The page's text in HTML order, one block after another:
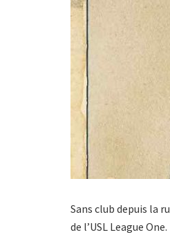
Sans club depuis la
de l’USL League